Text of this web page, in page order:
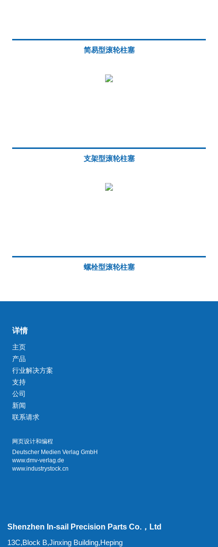
简易型滚轮柱塞
支架型滚轮柱塞
螺栓型滚轮柱塞
详情
主页
产品
行业解决方案
支持
公司
新闻
联系请求
网页设计和编程
Deutscher Medien Verlag GmbH
www.dmv-verlag.de
www.industrystock.cn
Shenzhen In-sail Precision Parts Co.，Ltd
13C,Block B,Jinxing Building,Heping